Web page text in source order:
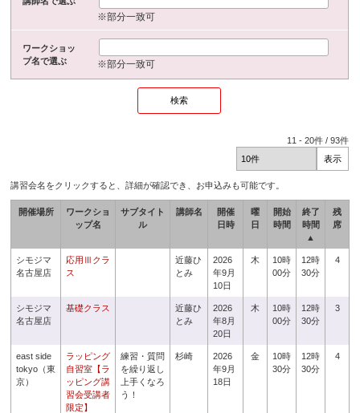
※部分一致可
ワークショッ
プ名で選ぶ
※部分一致可
11 -20件 /93件
講習会名をクリックすると、詳細が確認でき、お申込みも可能です。
開催場所
ワークショ
ップ名
サブタイト
ル
講師名
開催
日時
曜
日
開始
時間
終了
時間
▲
残
席
シモジマ
名古屋店
応用Ⅲクラ
ス
近藤ひ
とみ
2026
年9月
10日
木
10時
00分
12時
30分
4
シモジマ
名古屋店
基礎クラス
近藤ひ
とみ
2026
年8月
20日
木
10時
00分
12時
30分
3
east side
tokyo（東
京）
ラッピング
自習室【ラ
ッピング講
習会受講者
限定】
練習・質問
を繰り返し
上手くなろ
う！
杉崎
2026
年9月
18日
金
10時
30分
12時
30分
4